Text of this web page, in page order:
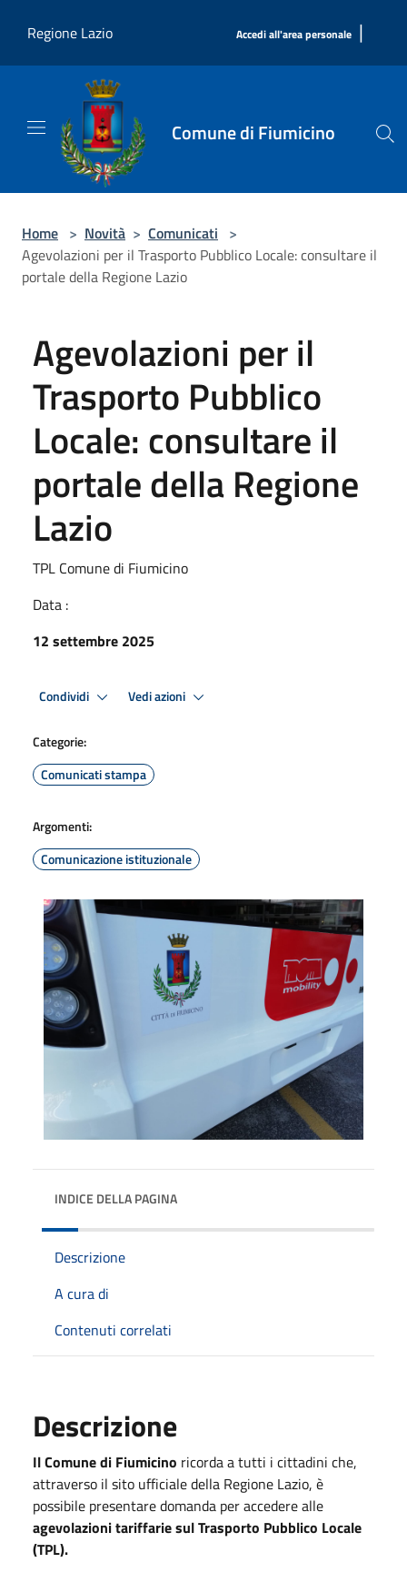
Regione Lazio
Accedi all'area personale |
Comune di Fiumicino
Home > Novità > Comunicati >
Agevolazioni per il Trasporto Pubblico Locale: consultare il
portale della Regione Lazio
Agevolazioni per il
Trasporto Pubblico
Locale: consultare il
portale della Regione
Lazio
TPL Comune di Fiumicino
Data :
12 settembre 2025
Condividi Vedi azioni
Categorie:
Comunicati stampa
Argomenti:
Comunicazione istituzionale
INDICE DELLA PAGINA
Descrizione
A cura di
Contenuti correlati
Descrizione
Il Comune di Fiumicino ricorda a tutti i cittadini che,
attraverso il sito ufficiale della Regione Lazio, è
possibile presentare domanda per accedere alle
agevolazioni tariffarie sul Trasporto Pubblico Locale
(TPL).